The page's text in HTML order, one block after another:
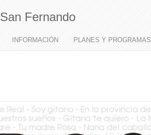
San Fernando
INFORMACIÓN PLANES Y PROGRAMAS